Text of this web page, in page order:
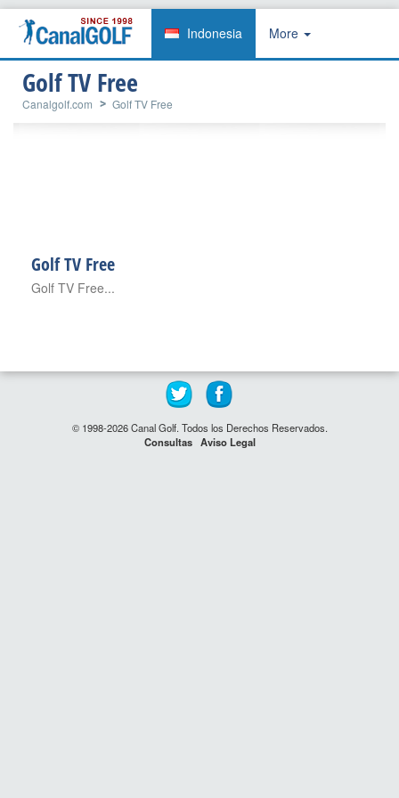
Indonesia More
Golf TV Free
Canalgolf.com Golf TV Free
Golf TV Free
Golf TV Free...
© 1998-2026 Canal Golf. Todos los Derechos Reservados.
Consultas Aviso Legal